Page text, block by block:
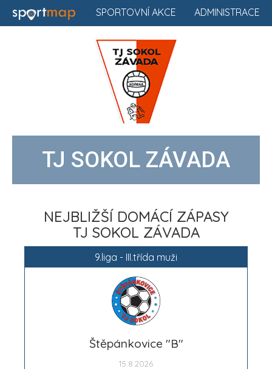
ADMINISTRACE
SPORTOVNÍ AKCE
TJ SOKOL ZÁVADA
NEJBLIŽŠÍ DOMÁCÍ ZÁPASY
TJ SOKOL ZÁVADA
9.liga - III.třída muži
Štěpánkovice "B"
15.8.2026